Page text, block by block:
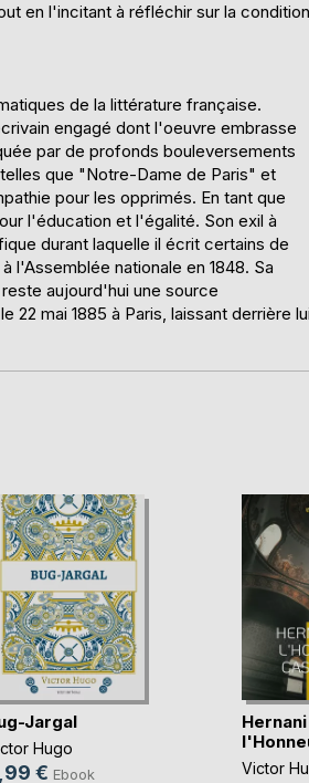
en l'incitant à réfléchir sur la condition
de la littérature française.
engagé dont l'oeuvre embrasse
par de profonds bouleversements
que "Notre-Dame de Paris" et
pour les opprimés. En tant que
l'éducation et l'égalité. Son exil à
durant laquelle il écrit certains de
l'Assemblée nationale en 1848. Sa
aujourd'hui une source
mai 1885 à Paris, laissant derrière lui
Jargal
Hugo
€ Ebook Victor